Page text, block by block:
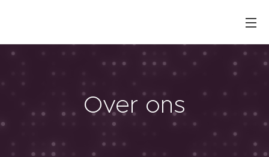
Over ons